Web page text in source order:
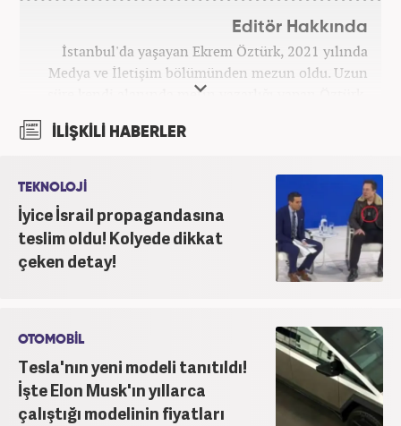
Editör Hakkında
İstanbul'da yaşayan Ekrem Öztürk, 2021 yılında
Medya ve İletişim bölümünden mezun oldu. Uzun
süre kendi alanında metin yazarlığı yapan Öztürk,
şu an Haber7.com'da "Muhabir - Editör" olarak görev
yapmaktadır. Ayrıca günümüz insan ilişkilerinde
inanmakta ve bu değerleri meslek hayatında da ön
planda tutmaktadır.
İLİŞKİLİ HABERLER
TEKNOLOJİ
İyice İsrail propagandasına
teslim oldu! Kolyede dikkat
çeken detay!
OTOMOBİL
Tesla'nın yeni modeli tanıtıldı!
İşte Elon Musk'ın yıllarca
çalıştığı modelinin fiyatları